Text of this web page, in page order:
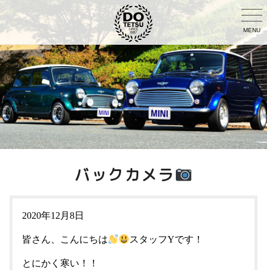
MENU
バックカメラ
2020年12月8日
皆さん、こんにちは スタッフYです！
とにかく寒い！！